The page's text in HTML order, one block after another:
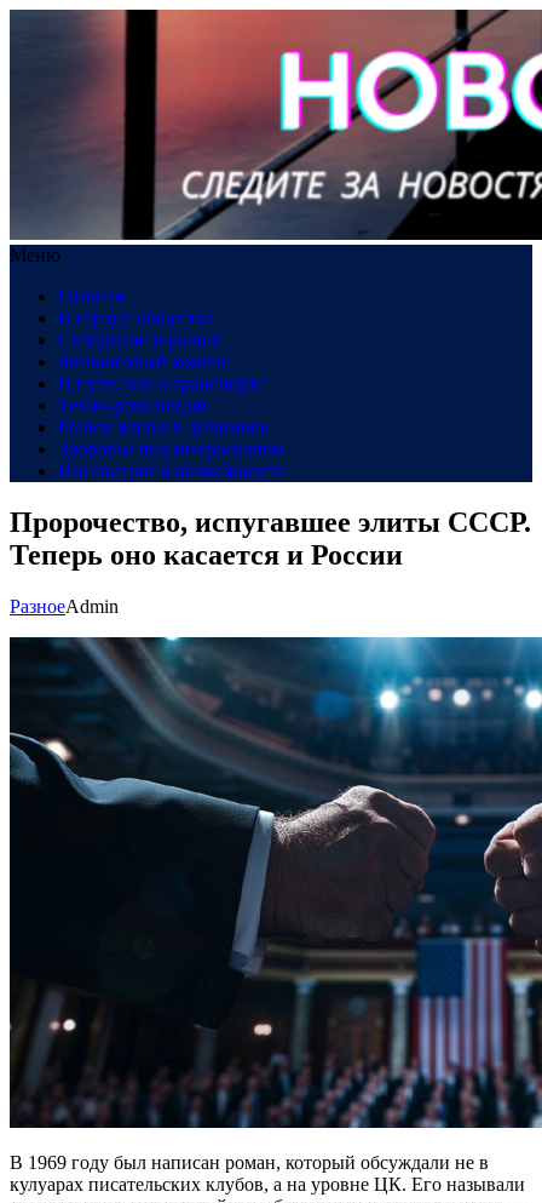
Меню
Главная
В сердце общества
Созидание и рынок
Финансовый компас
В пути: все о транспорте
Техно-революция
Рынок жилья в динамике
Здоровье под микроскопом
Инновации и возможности
Пророчество, испугавшее элиты СССР.
Теперь оно касается и России
РазноеAdmin
В 1969 году был написан роман, который обсуждали не в
кулуарах писательских клубов, а на уровне ЦК. Его называли